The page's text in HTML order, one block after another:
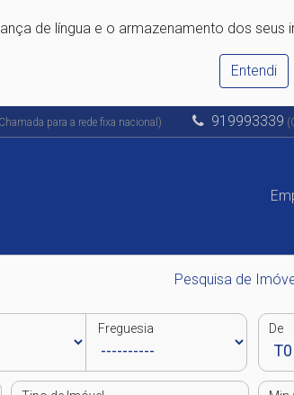
de língua e o armazenamento dos
Entendi
para a rede fixa nacional) 919993339
Pesquisa de
Freguesia De